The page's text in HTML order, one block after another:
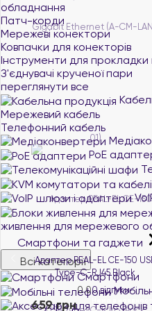
обладнання
Патч-корди
Мережеві конектори
Ковпачки для конекторів
Інструменти для
З'єднувачі крученої пари
переглянути все
Мережевий кабель
Телефонний кабель
PoE
живлення для мережевого
Смартфони та гаджети
Всі категорії
Смартфони
Адаптер REAL-EL CE-150
Type-C-RJ45 Black
0.00 відгуки
Нема в наявності
659 грн